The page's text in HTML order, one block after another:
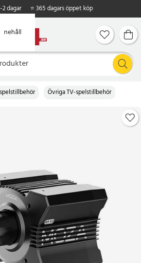
2 dagar ⭐ 365 dagars öppet köp
Övriga TV-spelstillbehör